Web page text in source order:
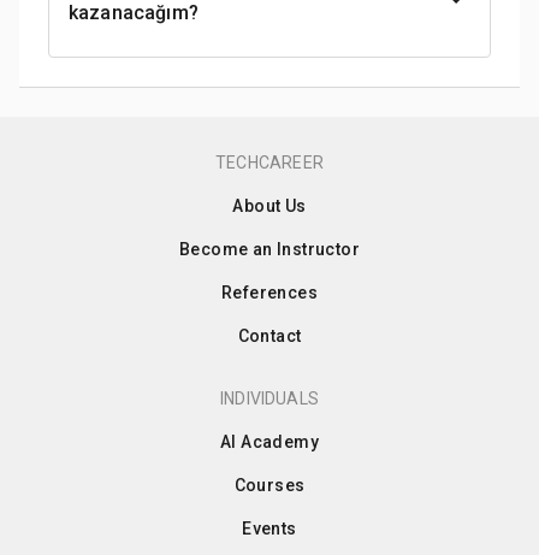
kazanacağım?
TECHCAREER
About Us
Become an Instructor
References
Contact
INDIVIDUALS
AI Academy
Courses
Events